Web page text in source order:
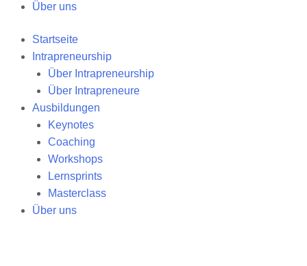
Über uns
Startseite
Intrapreneurship
Über Intrapreneurship
Über Intrapreneure
Ausbildungen
Keynotes
Coaching
Workshops
Lernsprints
Masterclass
Über uns